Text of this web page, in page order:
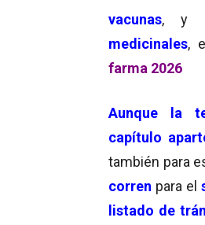
vacunas, y
medicinales,
farma 2026
Aunque la
capítulo
también para
corren para el
listado de